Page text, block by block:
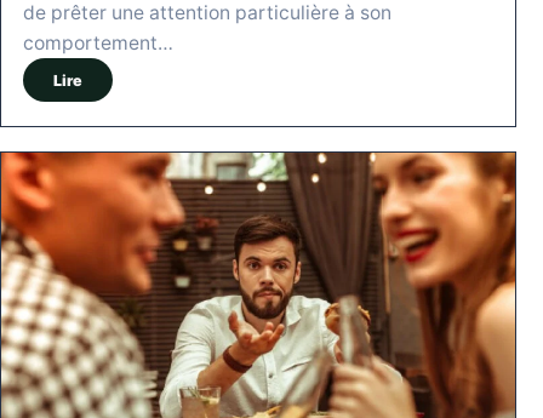
de prêter une attention particulière à son
comportement…
Lire